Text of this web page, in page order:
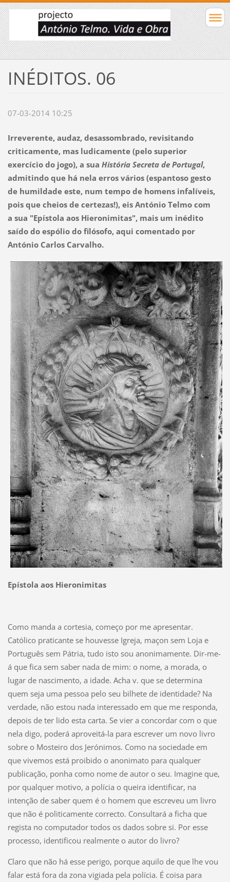
INÉDITOS. 06
07-03-2014 10:25
Irreverente, audaz, desassombrado, revisitando
criticamente, mas ludicamente (pelo superior
exercício do jogo), a sua História Secreta de Portugal,
admitindo que há nela erros vários (espantoso gesto
de humildade este, num tempo de homens infalíveis,
pois que cheios de certezas!), eis António Telmo com
a sua "Epístola aos Hieronimitas", mais um inédito
saído do espólio do filósofo, aqui comentado por
António Carlos Carvalho.
Epístola aos Hieronimitas
Como manda a cortesia, começo por me apresentar.
Católico praticante se houvesse Igreja, maçon sem Loja e
Português sem Pátria, tudo isto sou anonimamente. Dir-me-
á que fica sem saber nada de mim: o nome, a morada, o
lugar de nascimento, a idade. Acha v. que se determina
quem seja uma pessoa pelo seu bilhete de identidade? Na
verdade, não estou nada interessado em que me responda,
depois de ter lido esta carta. Se vier a concordar com o que
nela digo, poderá aproveitá-la para escrever um novo livro
sobre o Mosteiro dos Jerónimos. Como na sociedade em
que vivemos está proibido o anonimato para qualquer
publicação, ponha como nome de autor o seu. Imagine que,
por qualquer motivo, a polícia o queira identificar, na
intenção de saber quem é o homem que escreveu um livro
que não é politicamente correcto. Consultará a ficha que
regista no computador todos os dados sobre si. Por esse
processo, identificou realmente o autor do livro?
Claro que não há esse perigo, porque aquilo de que lhe vou
falar está fora da zona vigiada pela polícia. É coisa para